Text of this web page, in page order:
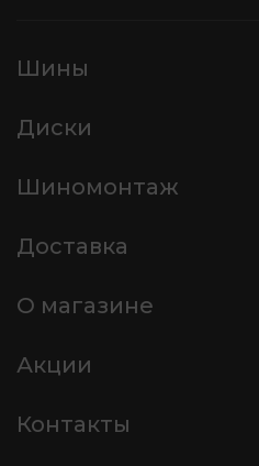
Шины
Диски
Шиномонтаж
Доставка
О магазине
Акции
Контакты